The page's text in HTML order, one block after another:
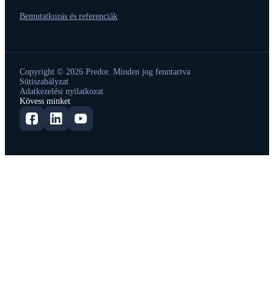
Bemutatkozás és referenciák
Copyright © 2026 Predor. Minden jog fenntartva
Sütiszabályzat
Adatkezelési nyilatkozat
Kövess minket